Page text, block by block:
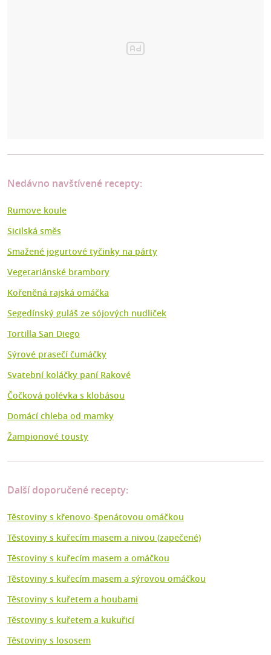
Nedávno navštívené recepty:
Rumove koule
Sicilská směs
Smažené jogurtové tyčinky na párty
Vegetariánské brambory
Kořeněná rajská omáčka
Segedínský guláš ze sójových nudliček
Tortilla San Diego
Sýrové prasečí čumáčky
Svatební koláčky paní Rakové
Čočková polévka s klobásou
Domácí chleba od mamky
Žampionové tousty
Další doporučené recepty:
Těstoviny s křenovo-špenátovou omáčkou
Těstoviny s kuřecím masem a nivou (zapečené)
Těstoviny s kuřecím masem a omáčkou
Těstoviny s kuřecím masem a sýrovou omáčkou
Těstoviny s kuřetem a houbami
Těstoviny s kuřetem a kukuřicí
Těstoviny s lososem